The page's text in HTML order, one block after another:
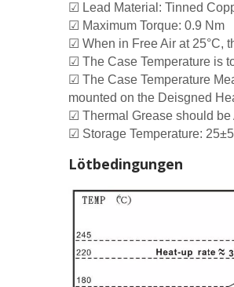
☑ Lead Material: Tinned
☑ Maximum Torque: 0.9 Nm
☑ When in Free Air at 25°C,
☑ The Case Temperature is
☑ The Case Temperature
mounted on the Deisgned
☑ Thermal Grease should be
☑ Storage Temperature:
Lötbedingungen